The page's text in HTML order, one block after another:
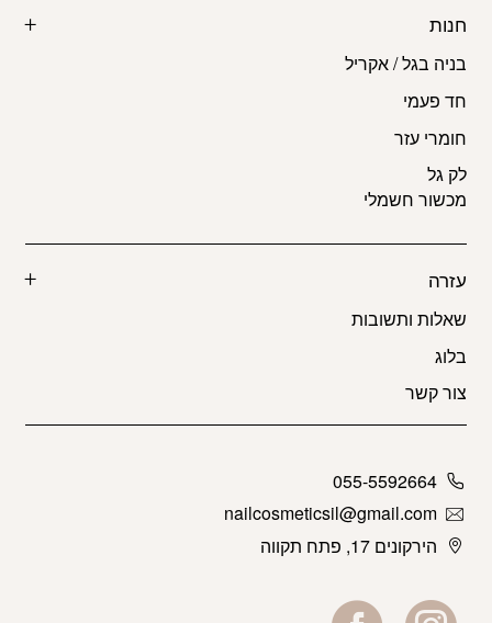
חנות
בניה בגל / אקריל
חד פעמי
חומרי עזר
לק גל
מכשור חשמלי
עזרה
שאלות ותשובות
בלוג
צור קשר
055-5592664
nailcosmeticsil@gmail.com
הירקונים 17, פתח תקווה